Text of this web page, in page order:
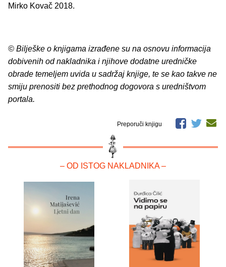
Mirko Kovač 2018.
© Bilješke o knjigama izrađene su na osnovu informacija
dobivenih od nakladnika i njihove dodatne uredničke
obrade temeljem uvida u sadržaj knjige, te se kao takve ne
smiju prenositi bez prethodnog dogovora s uredništvom
portala.
Preporuči knjigu
– OD ISTOG NAKLADNIKA –